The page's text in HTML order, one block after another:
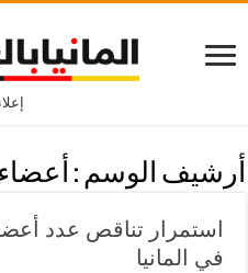
أرشيف الوسم : أعضاء
استمرار تناقص عدد
في المانيا